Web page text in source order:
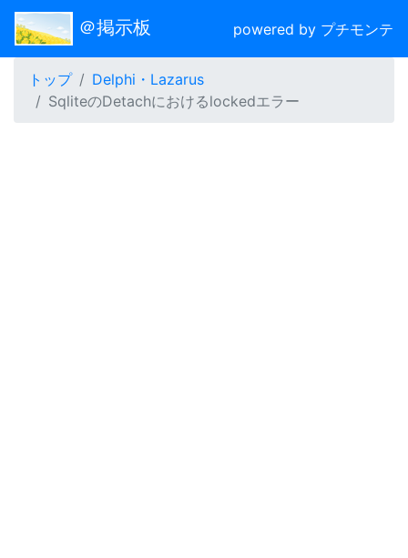
＠掲示板 powered by プチモンテ
トップ
Delphi・Lazarus
SqliteのDetachにおけるlockedエラー